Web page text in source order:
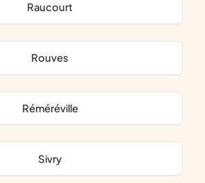
Raucourt
Rouves
Réméréville
Sivry